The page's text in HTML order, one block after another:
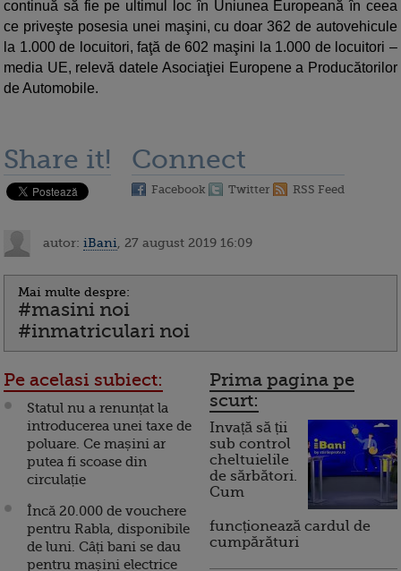
continuă să fie pe ultimul loc în Uniunea Europeană în ceea
ce priveşte posesia unei maşini, cu doar 362 de autovehicule
la 1.000 de locuitori, faţă de 602 maşini la 1.000 de locuitori –
media UE, relevă datele Asociaţiei Europene a Producătorilor
de Automobile.
Share it! Connect
Facebook Twitter RSS Feed
autor: iBani , 27 august 2019 16:09
Mai multe despre:
#masini noi
#inmatriculari noi
Pe acelasi subiect:
Statul nu a renunțat la
introducerea unei taxe de
poluare. Ce mașini ar
putea fi scoase din
circulație
Încă 20.000 de vouchere
pentru Rabla, disponibile
de luni. Câți bani se dau
pentru mașini electrice
Prima pagina pe
scurt:
Invață să ții
sub control
cheltuielile
de sărbători.
Cum
funcționează cardul de
cumpărături